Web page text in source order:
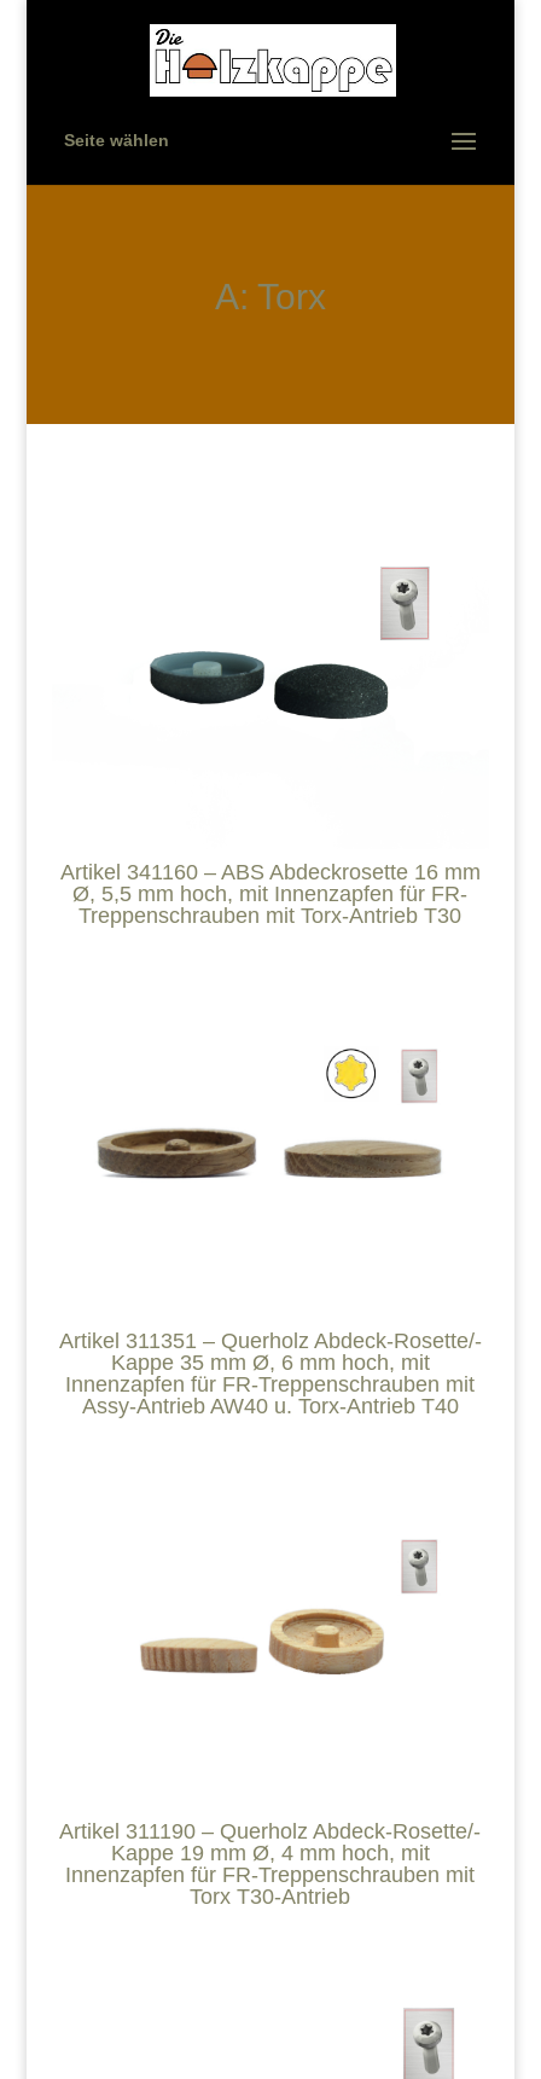
Seite wählen
A: Torx
Artikel 341160 – ABS Abdeckrosette 16 mm
Ø, 5,5 mm hoch, mit Innenzapfen für FR-
Treppenschrauben mit Torx-Antrieb T30
Artikel 311351 – Querholz Abdeck-Rosette/-
Kappe 35 mm Ø, 6 mm hoch, mit
Innenzapfen für FR-Treppenschrauben mit
Assy-Antrieb AW40 u. Torx-Antrieb T40
Artikel 311190 – Querholz Abdeck-Rosette/-
Kappe 19 mm Ø, 4 mm hoch, mit
Innenzapfen für FR-Treppenschrauben mit
Torx T30-Antrieb